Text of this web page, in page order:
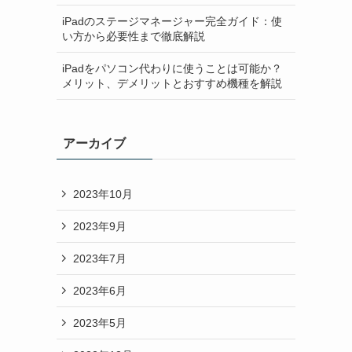
iPadのステージマネージャー完全ガイド：使
い方から必要性まで徹底解説
iPadをパソコン代わりに使うことは可能か？
メリット、デメリットとおすすめ機種を解説
アーカイブ
2023年10月
2023年9月
2023年7月
2023年6月
2023年5月